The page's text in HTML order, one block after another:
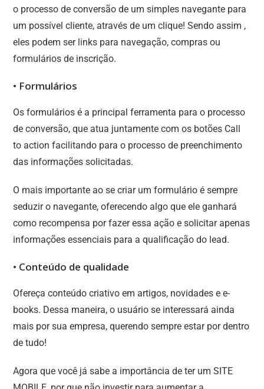
o processo de conversão de um simples navegante para
um possível cliente, através de um clique! Sendo assim ,
eles podem ser links para navegação, compras ou
formulários de inscrição.
• Formulários
Os formulários é a principal ferramenta para o processo
de conversão, que atua juntamente com os botões Call
to action facilitando para o processo de preenchimento
das informações solicitadas.
O mais importante ao se criar um formulário é sempre
seduzir o navegante, oferecendo algo que ele ganhará
como recompensa por fazer essa ação e solicitar apenas
informações essenciais para a qualificação do lead.
• Conteúdo de qualidade
Ofereça conteúdo criativo em artigos, novidades e e-
books. Dessa maneira, o usuário se interessará ainda
mais por sua empresa, querendo sempre estar por dentro
de tudo!
Agora que você já sabe a importância de ter um SITE